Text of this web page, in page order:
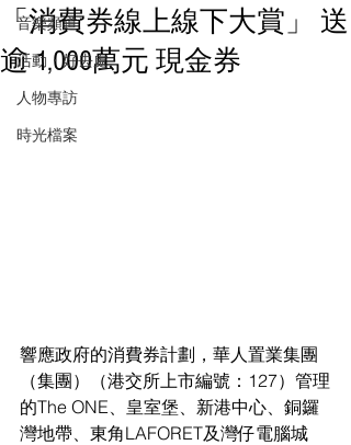
音樂頻道
活動・好去處
人物專訪
時光檔案
「消費券線上線下大賞」 送
逾 1,000萬元 現金券
響應政府的消費券計劃，華人置業集團
（集團）（港交所上市編號：127）管理
的The ONE、皇室堡、新港中心、銅鑼
灣地帶、東角LAFORET及灣仔電腦城